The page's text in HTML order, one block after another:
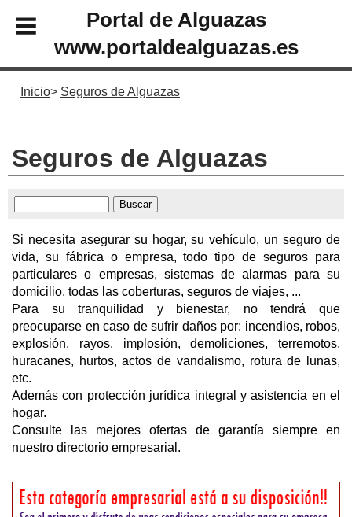
Portal de Alguazas
www.portaldealguazas.es
Inicio Seguros de Alguazas
Seguros de Alguazas
Si necesita asegurar su hogar, su vehículo, un seguro de
vida, su fábrica o empresa, todo tipo de seguros para
particulares o empresas, sistemas de alarmas para su
domicilio, todas las coberturas, seguros de viajes, ...
Para su tranquilidad y bienestar, no tendrá que
preocuparse en caso de sufrir daños por: incendios, robos,
explosión, rayos, implosión, demoliciones, terremotos,
huracanes, hurtos, actos de vandalismo, rotura de lunas,
etc.
Además con protección jurídica integral y asistencia en el
hogar.
Consulte las mejores ofertas de garantía siempre en
nuestro directorio empresarial.